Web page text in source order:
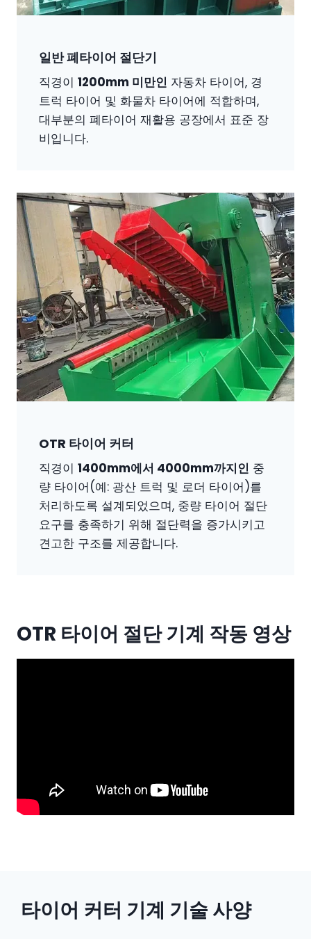
일반 폐타이어 절단기
직경이 1200mm 미만인 자동차 타이어, 경
트럭 타이어 및 화물차 타이어에 적합하며,
대부분의 폐타이어 재활용 공장에서 표준 장
비입니다.
OTR 타이어 커터
직경이 1400mm에서 4000mm까지인 중
량 타이어(예: 광산 트럭 및 로더 타이어)를
처리하도록 설계되었으며, 중량 타이어 절단
요구를 충족하기 위해 절단력을 증가시키고
견고한 구조를 제공합니다.
OTR 타이어 절단 기계 작동 영상
타이어 커터 기계 기술 사양